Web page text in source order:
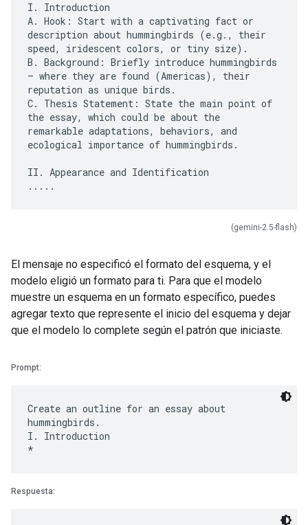
I. Introduction
A. Hook: Start with a captivating fact or
description about hummingbirds (e.g., their
speed, iridescent colors, or tiny size).
B. Background: Briefly introduce hummingbirds
– where they are found (Americas), their
reputation as unique birds.
C. Thesis Statement: State the main point of
the essay, which could be about the
remarkable adaptations, behaviors, and
ecological importance of hummingbirds.
II. Appearance and Identification
(gemini-2.5-flash)
El mensaje no especificó el formato del esquema, y el
modelo eligió un formato para ti. Para que el modelo
muestre un esquema en un formato específico, puedes
agregar texto que represente el inicio del esquema y dejar
que el modelo lo complete según el patrón que iniciaste.
Prompt:
Create an outline for an essay about
hummingbirds.
I. Introduction
Respuesta: